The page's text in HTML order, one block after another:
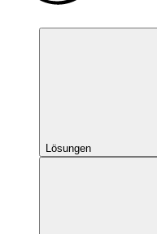
Lösungen